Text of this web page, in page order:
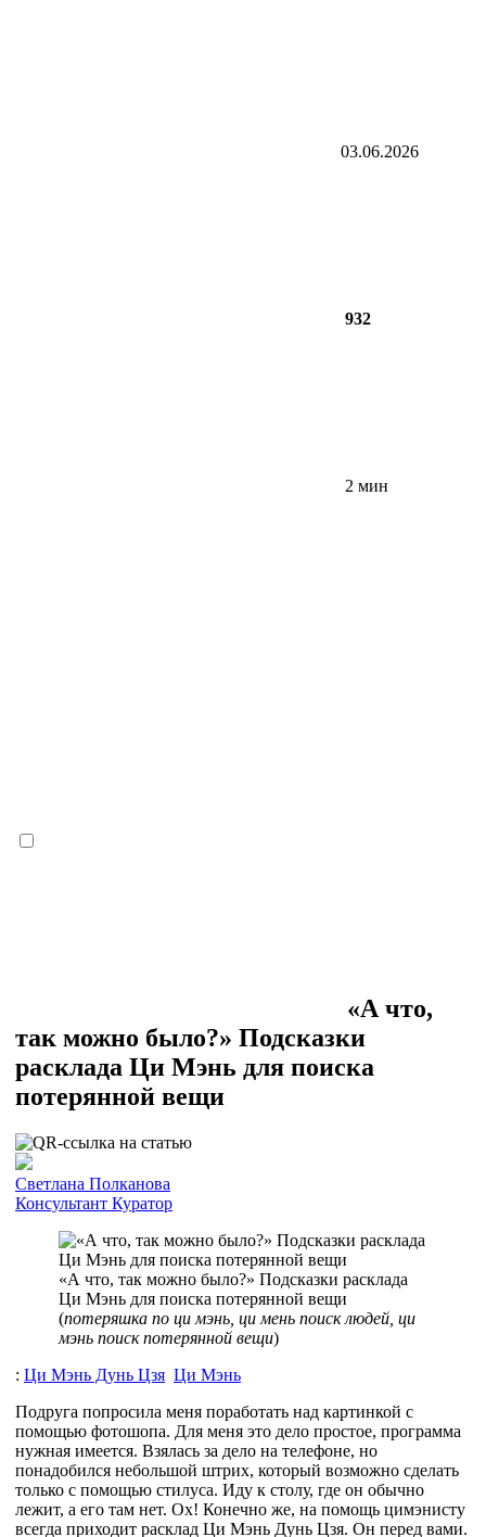
03.06.2026
932
2 мин
«А что,
так можно было?» Подсказки
расклада Ци Мэнь для поиска
потерянной вещи
Cветлана Полканова
Консультант Куратор
«А что, так можно было?» Подсказки расклада
Ци Мэнь для поиска потерянной вещи
(потеряшка по ци мэнь, ци мень поиск людей, ци
мэнь поиск потерянной вещи)
: Ци Мэнь Дунь Цзя Ци Мэнь
Подруга попросила меня поработать над картинкой с
помощью фотошопа. Для меня это дело простое, программа
нужная имеется. Взялась за дело на телефоне, но
понадобился небольшой штрих, который возможно сделать
только с помощью стилуса. Иду к столу, где он обычно
лежит, а его там нет. Ох! Конечно же, на помощь цимэнисту
всегда приходит расклад Ци Мэнь Дунь Цзя. Он перед вами.